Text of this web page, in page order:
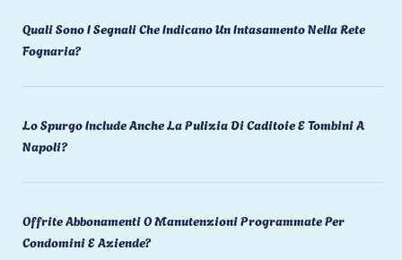
Quali Sono I Segnali Che Indicano Un Intasamento Nella Rete
Fognaria?
Lo Spurgo Include Anche La Pulizia Di Caditoie E Tombini A
Napoli?
Offrite Abbonamenti O Manutenzioni Programmate Per
Condomini E Aziende?